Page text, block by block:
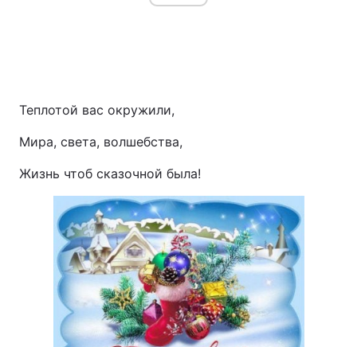
Теплотой вас окружили,
Мира, света, волшебства,
Жизнь чтоб сказочной была!